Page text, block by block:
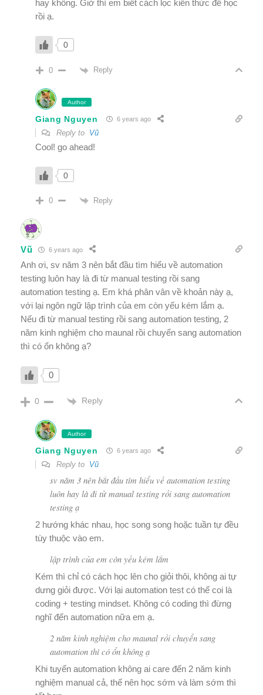
hay không. Giờ thì em biết cách lọc kiến thức để học
rồi ạ.
0
0 Reply
Author
Giang Nguyen 6 years ago
Reply to Vũ
Cool! go ahead!
0
0 Reply
Vũ 6 years ago
Anh ơi, sv năm 3 nên bắt đầu tìm hiểu về automation
testing luôn hay là đi từ manual testing rồi sang
automation testing ạ. Em khá phân vân về khoản này ạ,
với lại ngôn ngữ lập trình của em còn yếu kém lắm ạ.
Nếu đi từ manual testing rồi sang automation testing, 2
năm kinh nghiệm cho maunal rồi chuyển sang automation
thì có ổn không ạ?
0
0 Reply
Author
Giang Nguyen 6 years ago
Reply to Vũ
sv năm 3 nên bắt đầu tìm hiểu về automation testing
luôn hay là đi từ manual testing rồi sang automation
testing ạ
2 hướng khác nhau, học song song hoặc tuần tự đều
tùy thuộc vào em.
lập trình của em còn yếu kém lắm
Kém thì chỉ có cách học lên cho giỏi thôi, không ai tự
dưng giỏi được. Với lại automation test có thể coi là
coding + testing mindset. Không có coding thì đừng
nghĩ đến automation nữa em ạ.
2 năm kinh nghiệm cho maunal rồi chuyển sang
automation thì có ổn không ạ
Khi tuyển automation không ai care đến 2 năm kinh
nghiệm manual cả, thế nên học sớm và làm sớm thì